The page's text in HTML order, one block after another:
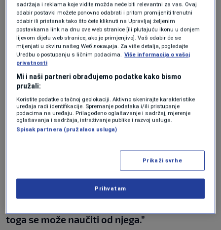
“Novak Đoković je vjerovatno jedan od
najboljih u historiji kada je riječ o mentalitetu.
Njegova sposobnost da se izbori sa usponima
i padovima, sa tim da li ga publika voli ili ne –
to je nevjerovatno.”
Srpski stručnjak otkrio je i kako pokušava
Novakov mentalni sklop da prenese na svoje
“Slušao sam mnogo Novakovih intervjua i čak
sam neke i puštao svom timu u nadi da će
toga se može naučiti od njega.”
sadržaja i reklama koje vidite možda neće biti relevantni za vas. Ovaj
odabir postavki možete ponovno odabrati i pritom promijeniti trenutni
odabir ili pristanak tako što ćete kliknuti na Upravljaj željenim
postavkama link na dnu ove web stranice [ili plutajuću ikonu u donjem
lijevom dijelu web stranice, ako je primjenjivo]. Vaš odabir će se
mijenjati u okviru našeg Wеб локација. Za više detalja, pogledajte
Uredbu o postupanju s ličnim podacima. Više informacija o vašoj
privatnosti
Mi i naši partneri obrađujemo podatke kako bismo
pružali:
Koristite podatke o tačnoj geolokaciji. Aktivno skenirajte karakteristike
uređaja radi identifikacije. Spremanje podataka i/ili pristupanje
podacima na uređaju. Prilagođeno oglašavanje i sadržaj, mjerenje
oglašavanja i sadržaja, istraživanje publike i razvoj usluga.
Spisak partnera (pružalaca usluga)
Prikaži svrhe
Prihvatam